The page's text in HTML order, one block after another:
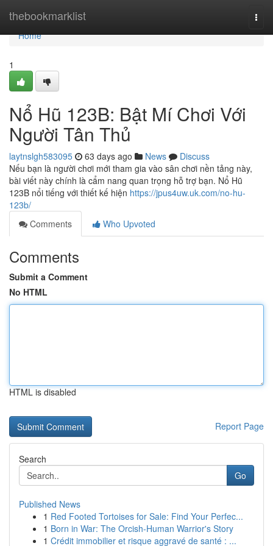
thebookmarklist
Home
Home
1
Nổ Hũ 123B: Bật Mí Chơi Với
Người Tân Thủ
laytnslgh583095 63 days ago News
Discuss
Nếu bạn là người chơi mới tham gia vào sân chơi nền tảng này,
bài viết này chính là cẩm nang quan trọng hỗ trợ bạn. Nổ Hũ
123B nổi tiếng với thiết kế hiện https://jpus4uw.uk.com/no-hu-
123b/
Comments
Who Upvoted
Comments
Submit a Comment
No HTML
HTML is disabled
Report Page
Search
Go
Published News
1 Red Footed Tortoises for Sale: Find Your Perfec...
1 Born in War: The Orcish-Human Warrior's Story
1 Crédit immobilier et risque aggravé de santé : ...